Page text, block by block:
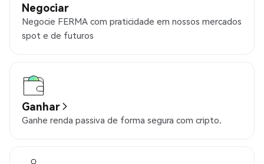
Negociar
Negocie FERMA com praticidade em nossos mercados
spot e de futuros
Ganhar
Ganhe renda passiva de forma segura com cripto.